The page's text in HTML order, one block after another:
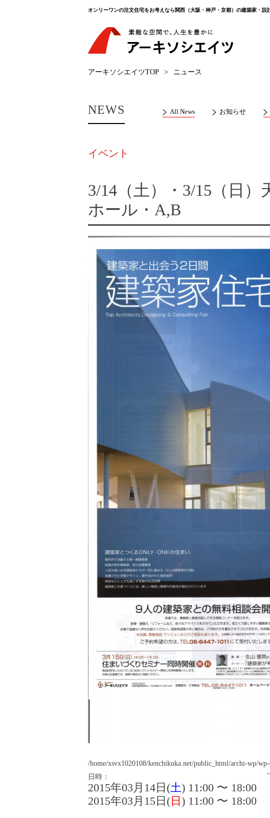
オンリーワンの注文住宅をお考えなら関西（大阪・神戸・京都）の建築家・
アーキソシエイツTOP > ニュース
NEWS All News お知らせ
イベント
3/14（土）・3/15（日
ホール・A,B
/home/xsvx1020108/kenchikuka.net/public_html/archi-wp/
日時：
2015年03月14日(土) 11:00 〜 18:00
2015年03月15日(日) 11:00 〜 18:00